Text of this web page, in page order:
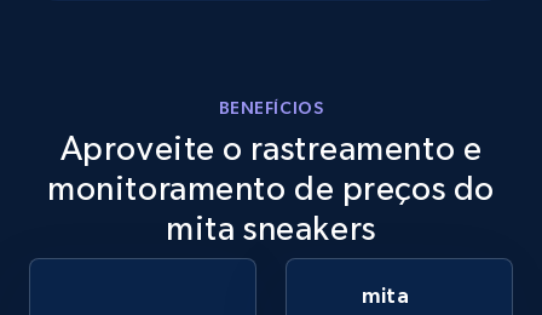
URL, Product id, Title, Seller name, Seller rating,
Seller reviews, Breadcrumbs, Root category, and
more.
2.5K+ 359+ Comece agora
BENEFÍCIOS
Aproveite o rastreamento e
monitoramento de preços do
mita sneakers
mita